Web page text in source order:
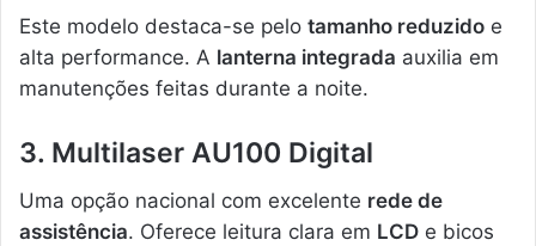
Este modelo destaca-se pelo tamanho reduzido e
alta performance. A lanterna integrada auxilia em
manutenções feitas durante a noite.
3. Multilaser AU100 Digital
Uma opção nacional com excelente rede de
assistência. Oferece leitura clara em LCD e bicos